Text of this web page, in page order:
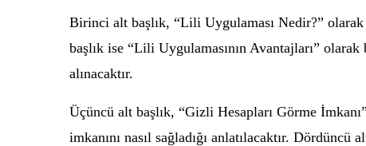
Birinci alt başlık, “Lili Uygulaması Nedir?” olarak
başlık ise “Lili Uygulamasının Avantajları”
alınacaktır.
Üçüncü alt başlık, “Gizli Hesapları Görme
imkanını nasıl sağladığı anlatılacaktır.